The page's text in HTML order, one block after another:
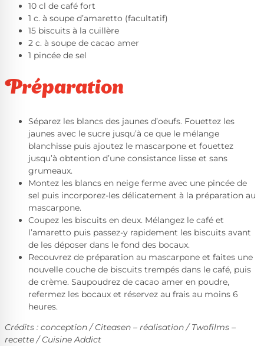
10 cl de café fort
1 c. à soupe d’amaretto (facultatif)
15 biscuits à la cuillère
2 c. à soupe de cacao amer
1 pincée de sel
Préparation
Séparez les blancs des jaunes d’oeufs. Fouettez les
jaunes avec le sucre jusqu’à ce que le mélange
blanchisse puis ajoutez le mascarpone et fouettez
jusqu’à obtention d’une consistance lisse et sans
grumeaux.
Montez les blancs en neige ferme avec une pincée de
sel puis incorporez-les délicatement à la préparation au
mascarpone.
Coupez les biscuits en deux. Mélangez le café et
l’amaretto puis passez-y rapidement les biscuits avant
de les déposer dans le fond des bocaux.
Recouvrez de préparation au mascarpone et faites une
nouvelle couche de biscuits trempés dans le café, puis
de crème. Saupoudrez de cacao amer en poudre,
refermez les bocaux et réservez au frais au moins 6
heures.
Crédits : conception / Citeasen – réalisation / Twofilms –
recette / Cuisine Addict